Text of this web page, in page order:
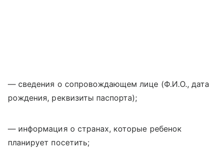
— сведения о сопровождающем лице (Ф.И.О., дата
рождения, реквизиты паспорта);
— информация о странах, которые ребенок
планирует посетить;